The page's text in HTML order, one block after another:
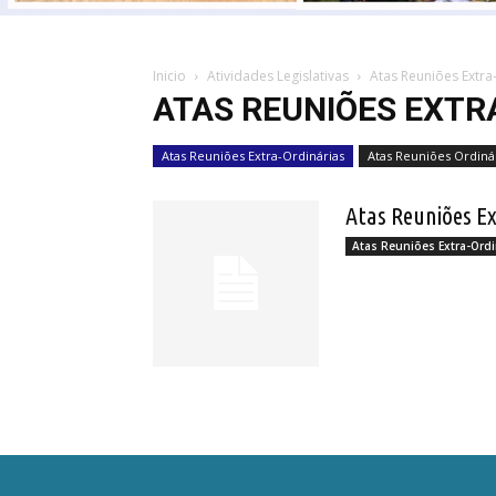
Inicio Atividades Legislativas Atas Reuniões
ATAS REUNIÕES
Atas Reuniões Extra-Ordinárias Atas Reuniões
Atas Reuniões
Atas Reuniões Extra-